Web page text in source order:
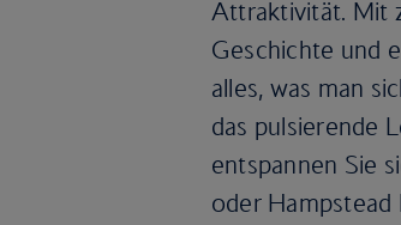
Attraktivität. Mit
Geschichte und
alles, was man
das pulsierende
entspannen Sie
oder Hampstead